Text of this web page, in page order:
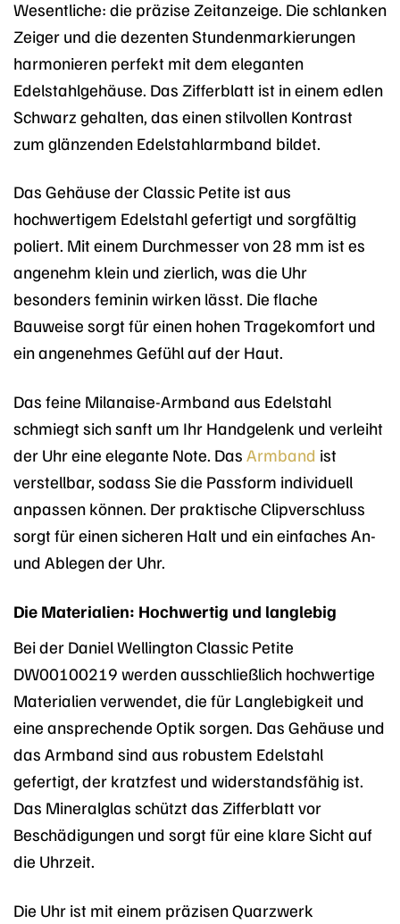
Wesentliche: die präzise Zeitanzeige. Die schlanken
Zeiger und die dezenten Stundenmarkierungen
harmonieren perfekt mit dem eleganten
Edelstahlgehäuse. Das Zifferblatt ist in einem edlen
Schwarz gehalten, das einen stilvollen Kontrast
zum glänzenden Edelstahlarmband bildet.
Das Gehäuse der Classic Petite ist aus
hochwertigem Edelstahl gefertigt und sorgfältig
poliert. Mit einem Durchmesser von 28 mm ist es
angenehm klein und zierlich, was die Uhr
besonders feminin wirken lässt. Die flache
Bauweise sorgt für einen hohen Tragekomfort und
ein angenehmes Gefühl auf der Haut.
Das feine Milanaise-Armband aus Edelstahl
schmiegt sich sanft um Ihr Handgelenk und verleiht
der Uhr eine elegante Note. Das Armband ist
verstellbar, sodass Sie die Passform individuell
anpassen können. Der praktische Clipverschluss
sorgt für einen sicheren Halt und ein einfaches An-
und Ablegen der Uhr.
Die Materialien: Hochwertig und langlebig
Bei der Daniel Wellington Classic Petite
DW00100219 werden ausschließlich hochwertige
Materialien verwendet, die für Langlebigkeit und
eine ansprechende Optik sorgen. Das Gehäuse und
das Armband sind aus robustem Edelstahl
gefertigt, der kratzfest und widerstandsfähig ist.
Das Mineralglas schützt das Zifferblatt vor
Beschädigungen und sorgt für eine klare Sicht auf
die Uhrzeit.
Die Uhr ist mit einem präzisen Quarzwerk